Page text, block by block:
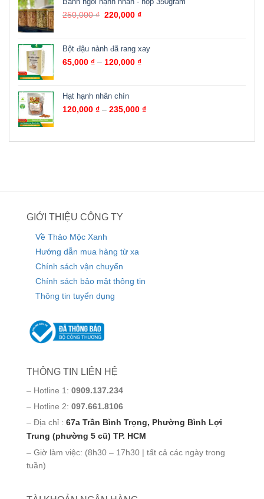
250,000₫ 220,000₫
Bột đậu nành đã rang xay
65,000 ₫ – 120,000 ₫
Hạt hạnh nhân chín
120,000 ₫ – 235,000 ₫
GIỚI THIỆU CÔNG TY
Về Thảo Mộc Xanh
Hướng dẫn mua hàng từ xa
Chính sách vận chuyển
Chính sách bảo mật thông tin
Thông tin tuyển dụng
THÔNG TIN LIÊN HỆ
– Hotline 1: 0909.137.234
– Hotline 2: 097.661.8106
– Địa chỉ : 67a Trần Bình Trọng, Phường Bình Lợi
Trung (phường 5 cũ) TP. HCM
– Giờ làm việc: (8h30 – 17h30 | tất cả các ngày trong
tuần)